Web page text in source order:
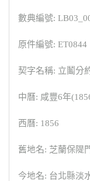
數典編號:
原件編號: ET0844
契字名稱: 立鬮分
中曆: 咸豐6年
西曆: 1856
舊地名: 芝蘭保隄
今地名: 台北縣淡